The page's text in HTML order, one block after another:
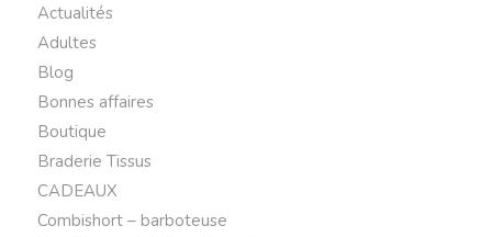
Actualités
Adultes
Blog
Bonnes affaires
Boutique
Braderie Tissus
CADEAUX
Combishort – barboteuse